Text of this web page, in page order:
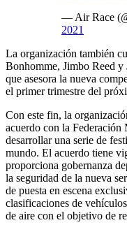
— Air Race
2021
La organización también
Bonhomme, Jimbo Reed
que asesora la nueva
el primer trimestre del
Con este fin, la
acuerdo con la
desarrollar una serie de
mundo. El acuerdo tiene
proporciona gobernanza
la seguridad de la nueva
de puesta en escena
clasificaciones de
de aire con el objetivo de